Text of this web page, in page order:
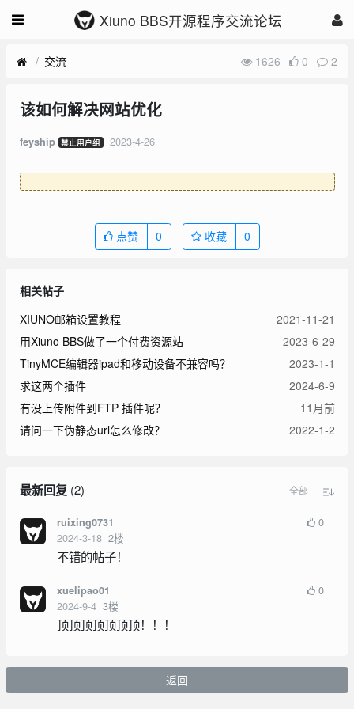
Xiuno BBS开源程序交流论坛
交流 1626 0 2
该如何解决网站优化
feyship 禁止用户组 2023-4-26
点赞 0 收藏 0
相关帖子
XIUNO邮箱设置教程
2021-11-21
用Xiuno BBS做了一个付费资源站
2023-6-29
TinyMCE编辑器ipad和移动设备不兼容吗？
2023-1-1
求这两个插件
2024-6-9
有没上传附件到FTP 插件呢？
11月前
请问一下伪静态url怎么修改？
2022-1-2
最新回复(2) 全部
ruixing0731
2024-3-18 2楼
0
不错的帖子！
xuelipao01
2024-9-4 3楼
0
顶顶顶顶顶顶顶！！！
返回